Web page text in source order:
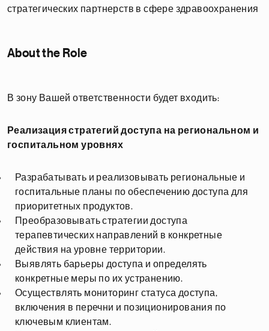
стратегических партнерств в сфере здравоохранения
About the Role
В зону Вашей ответственности будет входить:
Реализация стратегий доступа на региональном и
госпитальном уровнях
Разрабатывать и реализовывать региональные и
госпитальные планы по обеспечению доступа для
приоритетных продуктов.
Преобразовывать стратегии доступа
терапевтических направлений в конкретные
действия на уровне территории.
Выявлять барьеры доступа и определять
конкретные меры по их устранению.
Осуществлять мониторинг статуса доступа,
включения в перечни и позиционирования по
ключевым клиентам.